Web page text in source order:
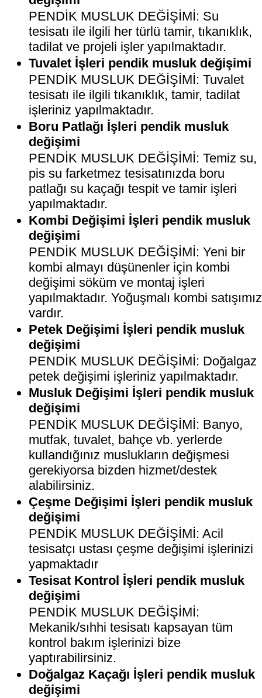
PENDİK MUSLUK DEĞİŞİMİ: Su
tesisatı ile ilgili her türlü tamir, tıkanıklık,
tadilat ve projeli işler yapılmaktadır.
Tuvalet İşleri pendik musluk değişimi
PENDİK MUSLUK DEĞİŞİMİ: Tuvalet
tesisatı ile ilgili tıkanıklık, tamir, tadilat
işleriniz yapılmaktadır.
Boru Patlağı İşleri pendik musluk
değişimi
PENDİK MUSLUK DEĞİŞİMİ: Temiz su,
pis su farketmez tesisatınızda boru
patlağı su kaçağı tespit ve tamir işleri
yapılmaktadır.
Kombi Değişimi İşleri pendik musluk
değişimi
PENDİK MUSLUK DEĞİŞİMİ: Yeni bir
kombi almayı düşünenler için kombi
değişimi söküm ve montaj işleri
yapılmaktadır. Yoğuşmalı kombi satışımız
vardır.
Petek Değişimi İşleri pendik musluk
değişimi
PENDİK MUSLUK DEĞİŞİMİ: Doğalgaz
petek değişimi işleriniz yapılmaktadır.
Musluk Değişimi İşleri pendik musluk
değişimi
PENDİK MUSLUK DEĞİŞİMİ: Banyo,
mutfak, tuvalet, bahçe vb. yerlerde
kullandığınız muslukların değişmesi
gerekiyorsa bizden hizmet/destek
alabilirsiniz.
Çeşme Değişimi İşleri pendik musluk
değişimi
PENDİK MUSLUK DEĞİŞİMİ: Acil
tesisatçı ustası çeşme değişimi işlerinizi
yapmaktadır
Tesisat Kontrol İşleri pendik musluk
değişimi
PENDİK MUSLUK DEĞİŞİMİ:
Mekanik/sıhhi tesisatı kapsayan tüm
kontrol bakım işlerinizi bize
yaptırabilirsiniz.
Doğalgaz Kaçağı İşleri pendik musluk
değişimi